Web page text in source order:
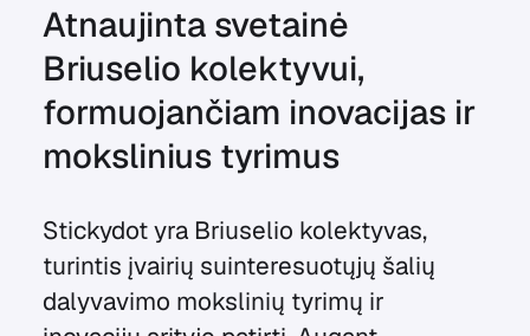
Atnaujinta svetainė
Briuselio kolektyvui,
formuojančiam inovacijas ir
mokslinius tyrimus
Stickydot yra Briuselio kolektyvas,
turintis įvairių suinteresuotųjų šalių
dalyvavimo mokslinių tyrimų ir